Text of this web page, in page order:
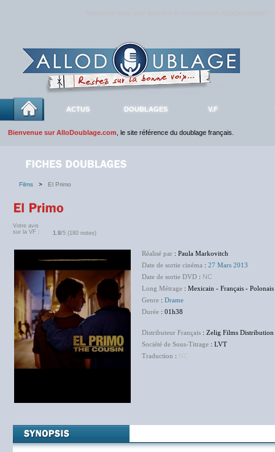
ACTUS DOUBLAGES V.F
Bienvenue sur AlloDoublage.com , le site référence du doublage français.
Films > El Primo
Votre avis
sur la VF :
1.8/5 (180 notes)
Réalisé par : Paula Markovitch
Date de sortie cinéma : 27 Mars 2013
Date de sortie DVD : NC
Long Métrage : Mexicain - Français -
Genre : Drame
Durée : 01h38
Distributeur Français : Zelig Films Distribution
Société de Sous-Titrage : LVT
Traduction : NC